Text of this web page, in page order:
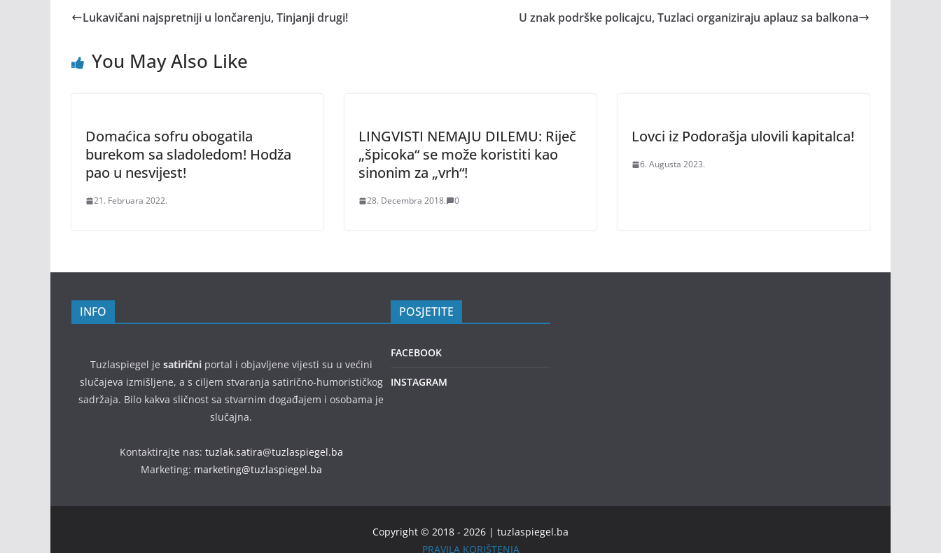
Lukavičani najspretniji u lončarenju, Tinjanji drugi! U znak podrške policajcu, Tuzlaci organiziraju aplauz sa balkona
You May Also Like
Domaćica sofru obogatila
burekom sa sladoledom! Hodža
pao u nesvijest!
21. Februara 2022.
LINGVISTI NEMAJU DILEMU: Riječ
„špicoka“ se može koristiti kao
sinonim za „vrh“!
28. Decembra 2018. 0
Lovci iz Podorašja ulovili kapitalca!
6. Augusta 2023.
INFO
Tuzlaspiegel je satiričniportal i objavljene vijesti su u većini
slučajeva izmišljene, a s ciljem stvaranja satirično-humorističkog
sadržaja. Bilo kakva sličnost sa stvarnim događajem i osobama je
slučajna.
Kontaktirajte nas: tuzlak.satira@tuzlaspiegel.ba
Marketing: marketing@tuzlaspiegel.ba
POSJETITE
FACEBOOK
INSTAGRAM
Copyright © 2018 - 2026 | tuzlaspiegel.ba
PRAVILA KORIŠTENJA